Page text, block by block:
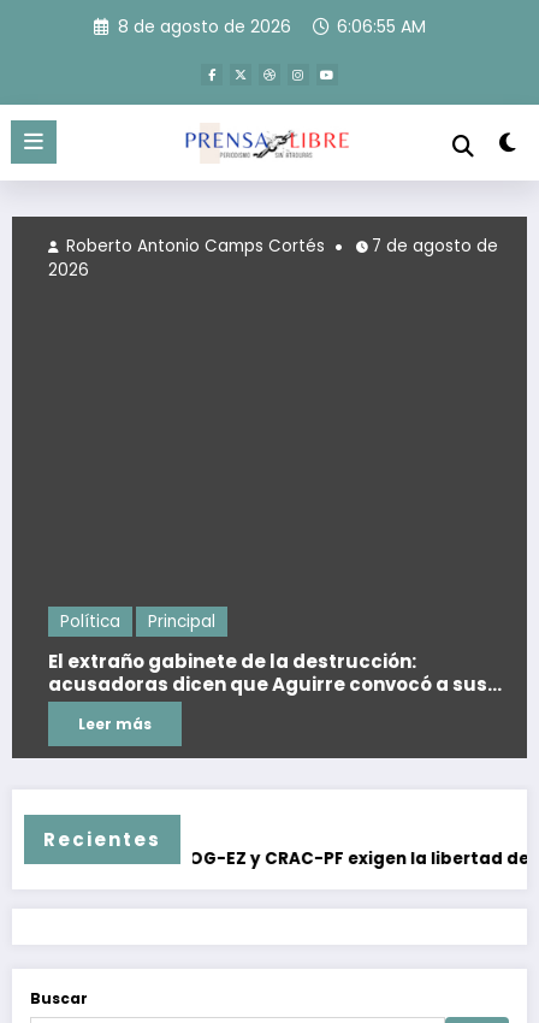
8 de agosto de 2026 6:06:55 AM
Política Principal
El extraño gabinete de la destrucción:
acusadoras dicen que Aguirre convocó a sus
colaboradores para desaparecer un disco
Leer más
Roberto Antonio Camps Cortés
7 de agosto de
2026
Recientes
EZ y CRAC-PF exigen la libertad de Jesús Plácido durante
Buscar